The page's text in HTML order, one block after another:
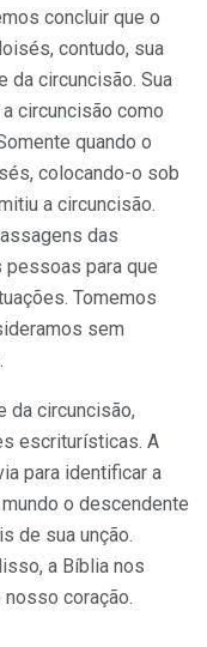
concluir que o
contudo, sua
da circuncisão. Sua
circuncisão como
quando o
colocando-o sob
a circuncisão.
das
pessoas para que
Tomemos
sem
da circuncisão,
escriturísticas. A
para identificar a
o descendente
de sua unção.
a Bíblia nos
coração.